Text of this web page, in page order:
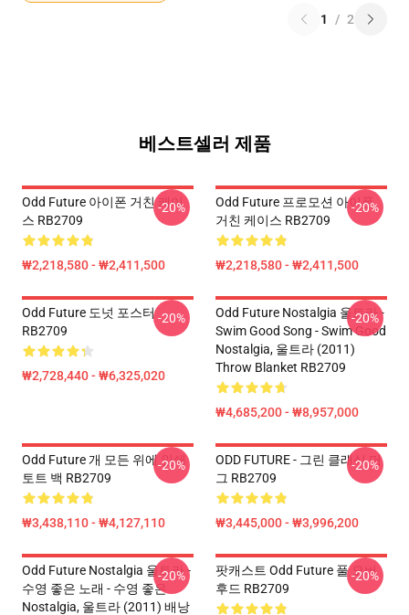
1 / 2
베스트셀러 제품
Odd Future 아이폰 거친 케이
스 RB2709
₩2,218,580 - ₩2,411,500
-20%
Odd Future 프로모션 아이폰
거친 케이스 RB2709
₩2,218,580 - ₩2,411,500
-20%
Odd Future 도넛 포스터
RB2709
₩2,728,440 - ₩6,325,020
-20%
Odd Future Nostalgia 울트라 -
Swim Good Song - Swim Good
Nostalgia, 울트라 (2011)
Throw Blanket RB2709
₩4,685,200 - ₩8,957,000
-20%
Odd Future 개 모든 위에 인쇄
토트 백 RB2709
₩3,438,110 - ₩4,127,110
-20%
ODD FUTURE - 그린 클래식 머
그 RB2709
₩3,445,000 - ₩3,996,200
-20%
Odd Future Nostalgia 울트라 -
수영 좋은 노래 - 수영 좋은
Nostalgia, 울트라 (2011) 배낭
-20%
팟캐스트 Odd Future 풀 오버
후드 RB2709
-20%